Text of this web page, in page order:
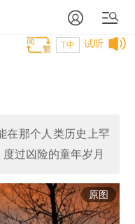
试听
T中
在那个人类历史上罕
过凶险的童年岁月
原图